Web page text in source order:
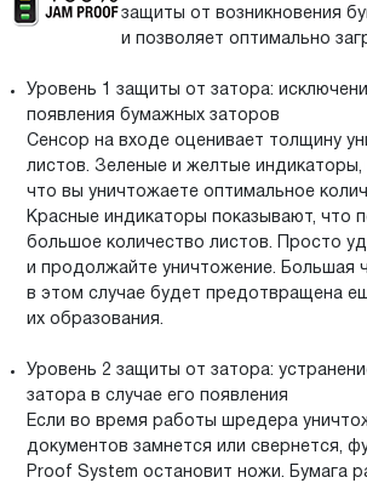
защиты от возникновения
и позволяет оптимально
Уровень 1 защиты от затора:
появления бумажных заторов
Cенсор на входе оценивает толщину
листов. Зеленые и желтые
что вы уничтожаете оптимальное
Красные индикаторы показывают, что
большое количество листов. Просто
и продолжайте уничтожение. Большая
в этом случае будет предотвращена
их образования.
Уровень 2 защиты от затора:
затора в случае его появления
Если во время работы шредера
документов замнется или свернется,
Proof System остановит ножи. Бумага